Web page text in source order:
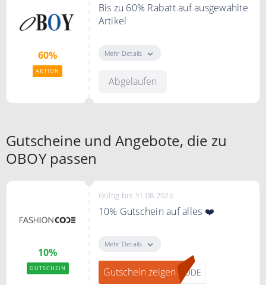
60%
AKTION
Bis zu 60% Rabatt auf ausgewählte
Artikel
ausgewählte Artikel.
Mehr Details
Abgelaufen
Gutscheine und Angebote, die zu
OBOY passen
10%
GUTSCHEIN
Gültig bis 31.08.2026
10% Gutschein auf alles ❤️
FASHIONCODE zum Newsletter
anmelden und einen 10%
Gutschein erhalten.
Mehr Details
Gutschein zeigen CODE